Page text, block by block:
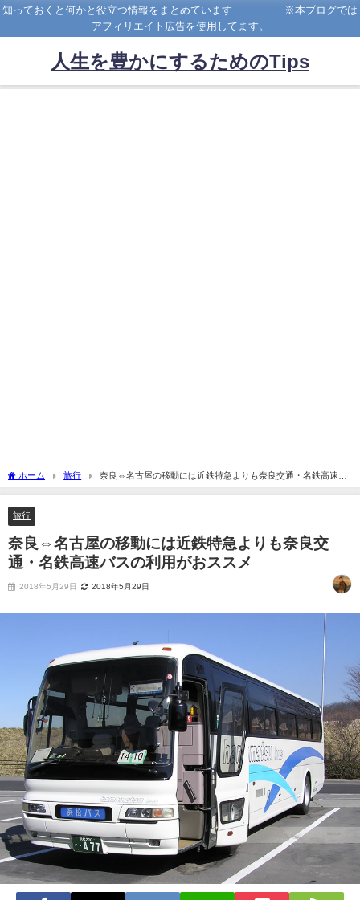
知っておくと何かと役立つ情報をまとめています ※本ブログでは
アフィリエイト広告を使用してます。
人生を豊かにするためのTips
ホーム 旅行
奈良⇔名古屋の移動には近鉄特急よりも奈良交通・名鉄高速バ
スの利用がおススメ
旅行
奈良⇔名古屋の移動には近鉄特急よりも奈良交
通・名鉄高速バスの利用がおススメ
2018年5月29日 2018年5月29日